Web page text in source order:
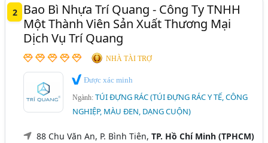
2
Bao Bì Nhựa Trí Quang - Công Ty TNHH
Một Thành Viên Sản Xuất Thương Mại
Dịch Vụ Trí Quang
NHÀ TÀI TRỢ
Được xác minh
Ngành:TÚI ĐỰNG RÁC (TÚI ĐỰNG RÁC Y TẾ, CÔNG
NGHIỆP, MÀU ĐEN, DẠNG CUỘN)
88 Chu Văn An, P. Bình Tiên,TP. Hồ Chí Minh (TPHCM)